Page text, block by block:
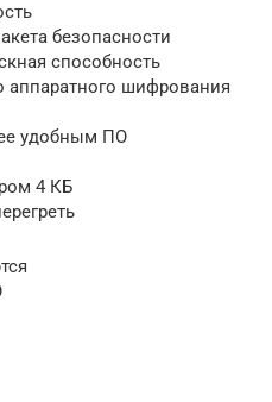
безопасности
способность
аппаратного шифрования
удобным ПО
4 КБ